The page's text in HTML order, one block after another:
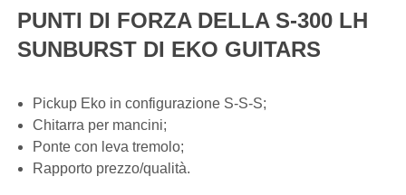
PUNTI DI FORZA DELLA S-300 LH
SUNBURST DI EKO GUITARS
Pickup Eko in configurazione S-S-S;
Chitarra per mancini;
Ponte con leva tremolo;
Rapporto prezzo/qualità.